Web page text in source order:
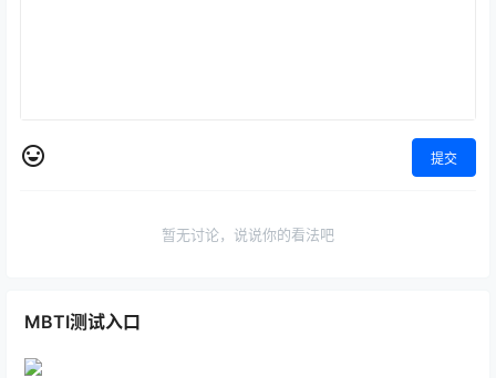
提交
暂无讨论，说说你的看法吧
MBTI测试入口